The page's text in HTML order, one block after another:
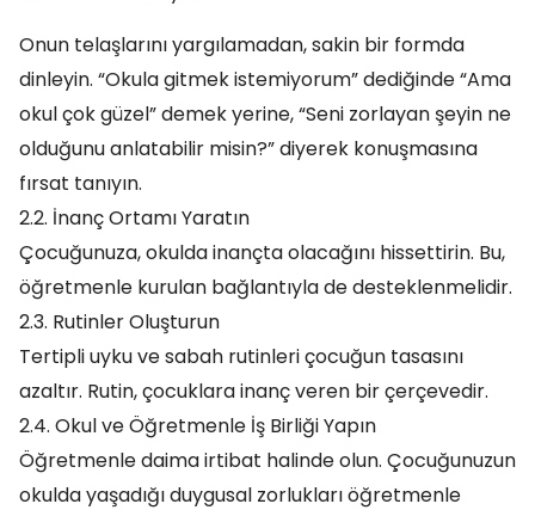
Onun telaşlarını yargılamadan, sakin bir formda
dinleyin. “Okula gitmek istemiyorum” dediğinde “Ama
okul çok güzel” demek yerine, “Seni zorlayan şeyin ne
olduğunu anlatabilir misin?” diyerek konuşmasına
fırsat tanıyın.
2.2. İnanç Ortamı Yaratın
Çocuğunuza, okulda inançta olacağını hissettirin. Bu,
öğretmenle kurulan bağlantıyla de desteklenmelidir.
2.3. Rutinler Oluşturun
Tertipli uyku ve sabah rutinleri çocuğun tasasını
azaltır. Rutin, çocuklara inanç veren bir çerçevedir.
2.4. Okul ve Öğretmenle İş Birliği Yapın
Öğretmenle daima irtibat halinde olun. Çocuğunuzun
okulda yaşadığı duygusal zorlukları öğretmenle